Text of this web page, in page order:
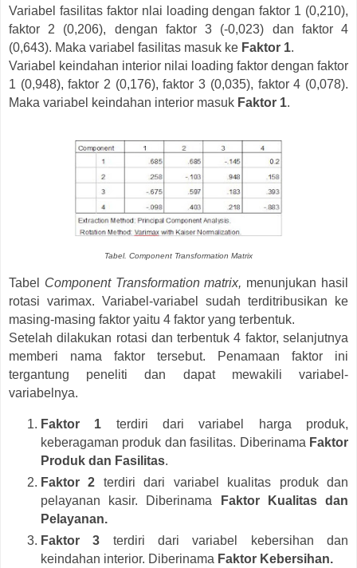
Variabel fasilitas faktor nlai loading dengan faktor 1 (0,210),
faktor 2 (0,206), dengan faktor 3 (-0,023) dan faktor 4
(0,643). Maka variabel fasilitas masuk ke Faktor 1.
Variabel keindahan interior nilai loading faktor dengan faktor
1 (0,948), faktor 2 (0,176), faktor 3 (0,035), faktor 4 (0,078).
Maka variabel keindahan interior masuk Faktor 1.
Tabel. Component Transformation Matrix
Tabel Component Transformation matrix, menunjukan hasil
rotasi varimax. Variabel-variabel sudah terditribusikan ke
masing-masing faktor yaitu 4 faktor yang terbentuk.
Setelah dilakukan rotasi dan terbentuk 4 faktor, selanjutnya
memberi nama faktor tersebut. Penamaan faktor ini
tergantung peneliti dan dapat mewakili variabel-
variabelnya.
Faktor 1 terdiri dari variabel harga produk,
keberagaman produk dan fasilitas. Diberinama Faktor
Produk dan Fasilitas.
Faktor 2 terdiri dari variabel kualitas produk dan
pelayanan kasir. Diberinama
Faktor Kualitas dan
Pelayanan.
Faktor 3 terdiri dari variabel kebersihan dan
keindahan interior. Diberinama Faktor Kebersihan.